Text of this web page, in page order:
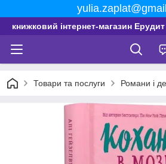
книжковий інтернет-магазин Ерудит
Товари та послуги Романи і